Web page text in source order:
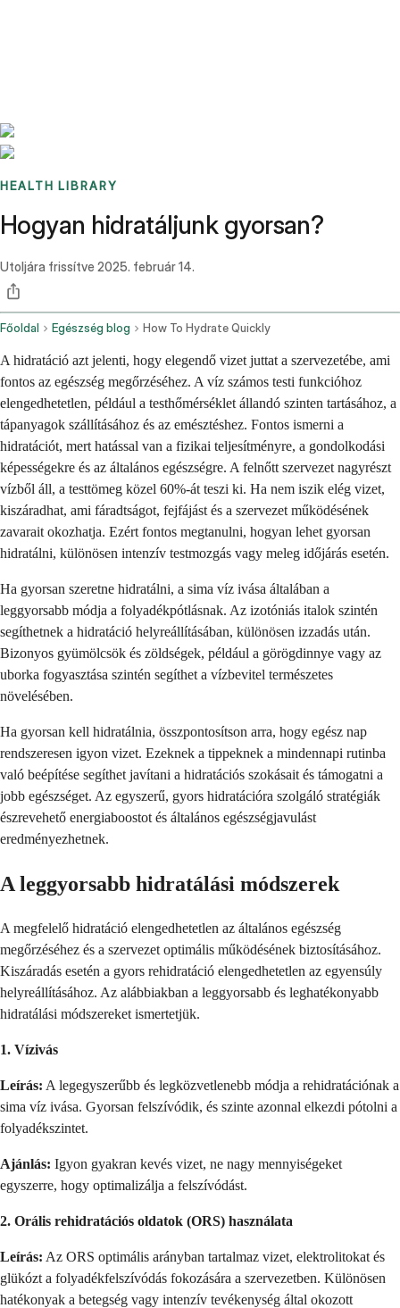
HEALTH LIBRARY
Hogyan hidratáljunk gyorsan?
Utoljára frissítve 2025. február 14.
Főoldal Egészség blog How To Hydrate Quickly
A hidratáció azt jelenti, hogy elegendő vizet juttat a szervezetébe, ami
fontos az egészség megőrzéséhez. A víz számos testi funkcióhoz
elengedhetetlen, például a testhőmérséklet állandó szinten tartásához, a
tápanyagok szállításához és az emésztéshez. Fontos ismerni a
hidratációt, mert hatással van a fizikai teljesítményre, a gondolkodási
képességekre és az általános egészségre. A felnőtt szervezet nagyrészt
vízből áll, a testtömeg közel 60%-át teszi ki. Ha nem iszik elég vizet,
kiszáradhat, ami fáradtságot, fejfájást és a szervezet működésének
zavarait okozhatja. Ezért fontos megtanulni, hogyan lehet gyorsan
hidratálni, különösen intenzív testmozgás vagy meleg időjárás esetén.
Ha gyorsan szeretne hidratálni, a sima víz ivása általában a
leggyorsabb módja a folyadékpótlásnak. Az izotóniás italok szintén
segíthetnek a hidratáció helyreállításában, különösen izzadás után.
Bizonyos gyümölcsök és zöldségek, például a görögdinnye vagy az
uborka fogyasztása szintén segíthet a vízbevitel természetes
növelésében.
Ha gyorsan kell hidratálnia, összpontosítson arra, hogy egész nap
rendszeresen igyon vizet. Ezeknek a tippeknek a mindennapi rutinba
való beépítése segíthet javítani a hidratációs szokásait és támogatni a
jobb egészséget. Az egyszerű, gyors hidratációra szolgáló stratégiák
észrevehető energiaboostot és általános egészségjavulást
eredményezhetnek.
A leggyorsabb hidratálási módszerek
A megfelelő hidratáció elengedhetetlen az általános egészség
megőrzéséhez és a szervezet optimális működésének biztosításához.
Kiszáradás esetén a gyors rehidratáció elengedhetetlen az egyensúly
helyreállításához. Az alábbiakban a leggyorsabb és leghatékonyabb
hidratálási módszereket ismertetjük.
1. Vízivás
Leírás: A legegyszerűbb és legközvetlenebb módja a rehidratációnak a
sima víz ivása. Gyorsan felszívódik, és szinte azonnal elkezdi pótolni a
folyadékszintet.
Ajánlás: Igyon gyakran kevés vizet, ne nagy mennyiségeket
egyszerre, hogy optimalizálja a felszívódást.
2. Orális rehidratációs oldatok (ORS) használata
Leírás: Az ORS optimális arányban tartalmaz vizet, elektrolitokat és
glükózt a folyadékfelszívódás fokozására a szervezetben. Különösen
hatékonyak a betegség vagy intenzív tevékenység által okozott